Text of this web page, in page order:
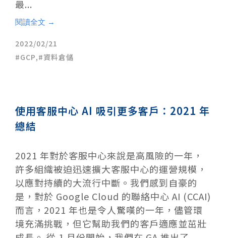
最...
閱讀全文 →
2022/02/21
GCP, 資料倉儲
使用客服中心 AI 吸引更多客戶：2021 年
總結
2021 年對於客服中心來說是高風​​險的一年，
許多組織被迫迅速擴大客服中心的運營規模，
以應對持續的大流行中斷。我們感到自豪的
是，對於 Google Cloud 的聯絡中心 AI (CCAI)
而言，2021 年也是令人驚嘆的一年，儘管環
境充滿挑戰，但它幫助我們的客戶適應並茁壯